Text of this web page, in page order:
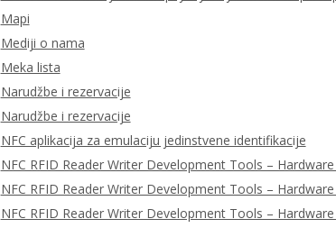
Mapi
Mediji o nama
Meka lista
Narudžbe i rezervacije
Narudžbe i rezervacije
NFC aplikacija za emulaciju jedinstvene identifikacije
NFC RFID Reader Writer Development Tools –
NFC RFID Reader Writer Development Tools –
NFC RFID Reader Writer Development Tools –